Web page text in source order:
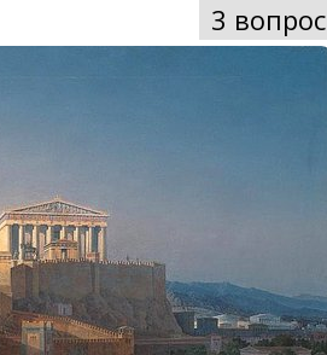
3 вопрос